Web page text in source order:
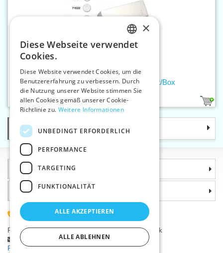
1
Zwirnknöpfe STAR 26 – 500 Stück/Box
Kategorie
Informationen
Warum sollten Sie gerade uns wählen?
(+420) 585 051 217
Plzeňská 868, 783 91 Uničov, Tschechische Republik
Stellen Sie eine Frage|
Fehler melden
Probleme bei der Anmeldung ?
CZECH
ENGLISH
×
Diese Webseite verwendet
Cookies.
Diese Website verwendet Cookies, um die
Benutzererfahrung zu verbessern. Durch
die Nutzung unserer Website stimmen Sie
allen Cookies gemäß unserer Cookie-
Richtlinie zu. Weitere Informationen
UNBEDINGT ERFORDERLICH
PERFORMANCE
TARGETING
FUNKTIONALITÄT
ALLE AKZEPTIEREN
ALLE ABLEHNEN